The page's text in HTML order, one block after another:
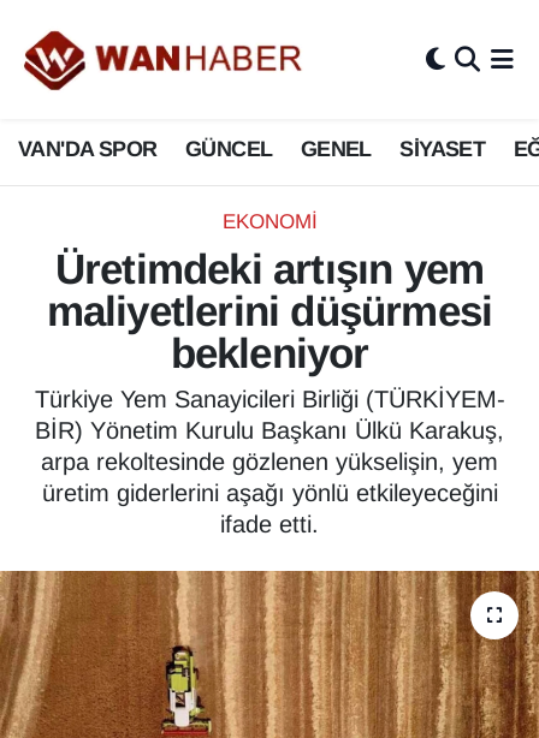
VAN'DA SPOR GÜNCEL GENEL SİYASET
EKONOMİ
Üretimdeki artışın yem
maliyetlerini düşürmesi
bekleniyor
Türkiye Yem Sanayicileri Birliği (TÜRKİYEM-
BİR) Yönetim Kurulu Başkanı Ülkü Karakuş,
arpa rekoltesinde gözlenen yükselişin, yem
üretim giderlerini aşağı yönlü etkileyeceğini
ifade etti.
3.SAYFA
ASAYİŞ
BİLİM VE TEKNOLOJİ
Biyografi
Bölge Haberleri
ÇEVRE
Deprem
Dernekler, Odalar
Diğer
DÜNYA
EĞİTİM
Van Nöbetçi Eczaneler
Van Hava Durumu
Van Namaz Vakitleri
Van Trafik Yoğunluk Haritası
Süper Lig Puan Durumu ve Fikstür
Tüm Manşetler
Son Dakika Haberleri